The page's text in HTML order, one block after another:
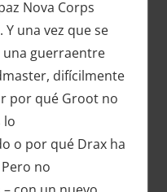
Nova Corps
una vez que se
guerraentre
difícilmente
por qué Groot no
lo
o por qué Drax ha
no